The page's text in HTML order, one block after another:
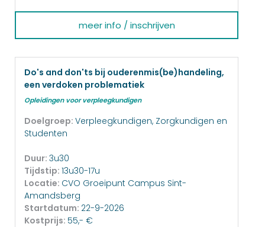
meer info / inschrijven
Do's and don'ts bij ouderenmis(be)handeling,
een verdoken problematiek
Opleidingen voor verpleegkundigen
Doelgroep: Verpleegkundigen, Zorgkundigen en
Studenten
Duur: 3u30
Tijdstip: 13u30-17u
Locatie: CVO Groeipunt Campus Sint-
Amandsberg
Startdatum: 22-9-2026
Kostprijs: 55,- €